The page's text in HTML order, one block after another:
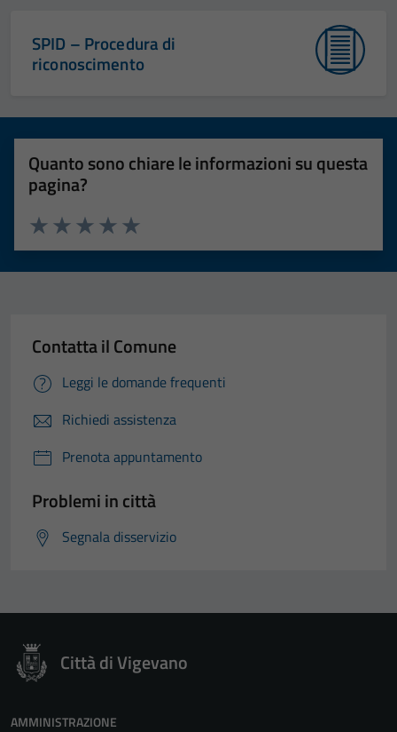
SPID – Procedura di
riconoscimento
Quanto sono chiare le informazioni su questa
pagina?
Valuta 5 stelle su 5
Valuta 4 stelle su 5
Valuta 3 stelle su 5
Valuta 2 stelle su 5
Valuta 1 stelle su 5
Contatta il Comune
Leggi le domande frequenti
Richiedi assistenza
Prenota appuntamento
Problemi in città
Segnala disservizio
Città di Vigevano
AMMINISTRAZIONE